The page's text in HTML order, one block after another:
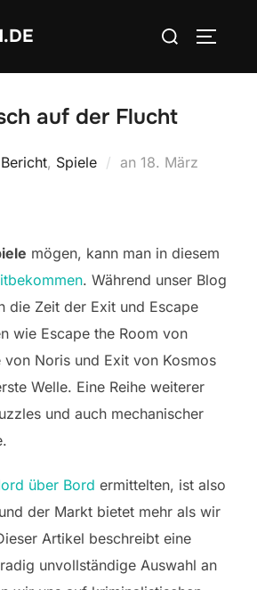
Suchen
auf der Flucht
Bericht, Spiele an Veröffentlicht
18. März
mögen, kann man in diesem
. Während unser Blog
die Zeit der Exit und Escape
wie Escape the Room von
von Noris und Exit von Kosmos
Welle. Eine Reihe weiterer
und auch mechanischer
über Bord ermittelten, ist also
der Markt bietet mehr als wir
Artikel beschreibt eine
unvollständige Auswahl an